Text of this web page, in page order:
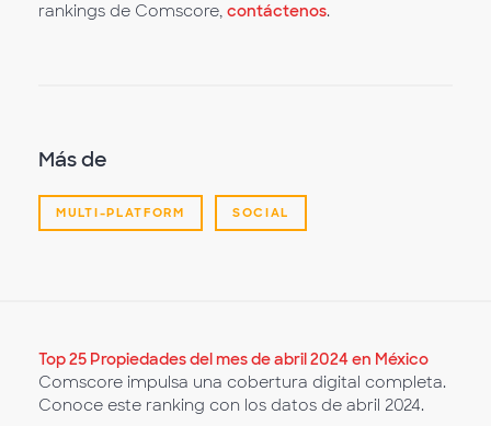
rankings de Comscore, contáctenos.
Más de
MULTI-PLATFORM SOCIAL
Top 25 Propiedades del mes de abril 2024 en México
Comscore impulsa una cobertura digital completa.
Conoce este ranking con los datos de abril 2024.